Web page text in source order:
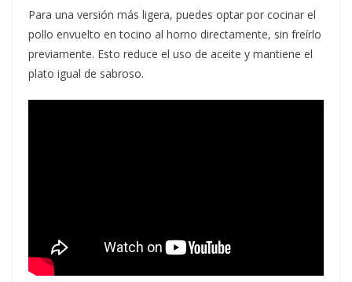
Para una versión más ligera, puedes optar por cocinar el
pollo envuelto en tocino al horno directamente, sin freírlo
previamente. Esto reduce el uso de aceite y mantiene el
plato igual de sabroso.